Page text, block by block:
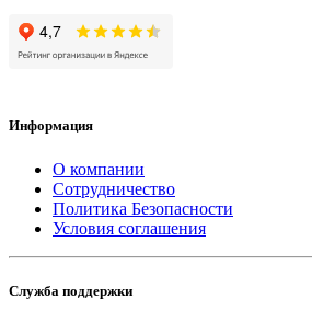
Информация
О компании
Сотрудничество
Политика Безопасности
Условия соглашения
Служба поддержки